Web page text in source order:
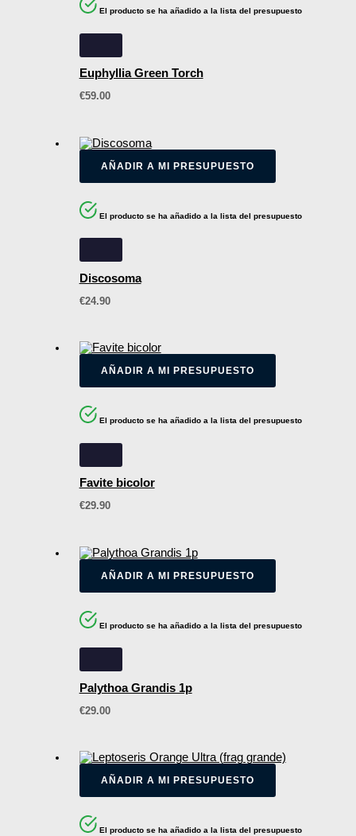
El producto se ha añadido a la lista del presupuesto
Euphyllia Green Torch
€59.00
AÑADIR A MI PRESUPUESTO
El producto se ha añadido a la lista del presupuesto
Discosoma
€24.90
AÑADIR A MI PRESUPUESTO
El producto se ha añadido a la lista del presupuesto
Favite bicolor
€29.90
AÑADIR A MI PRESUPUESTO
El producto se ha añadido a la lista del presupuesto
Palythoa Grandis 1p
€29.00
AÑADIR A MI PRESUPUESTO
El producto se ha añadido a la lista del presupuesto